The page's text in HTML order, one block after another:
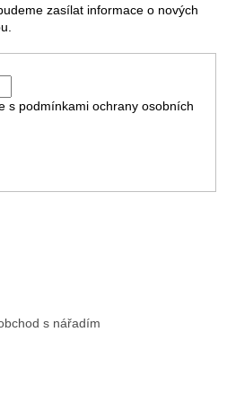
zasílat informace o nových
s podmínkami ochrany osobních
s nářadím